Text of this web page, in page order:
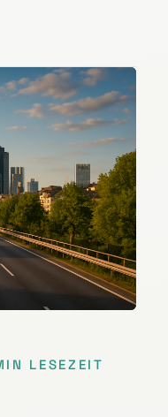
LESEZEIT